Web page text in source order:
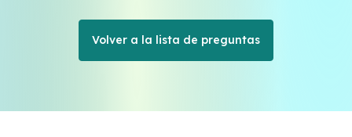
Volver a la lista de preguntas